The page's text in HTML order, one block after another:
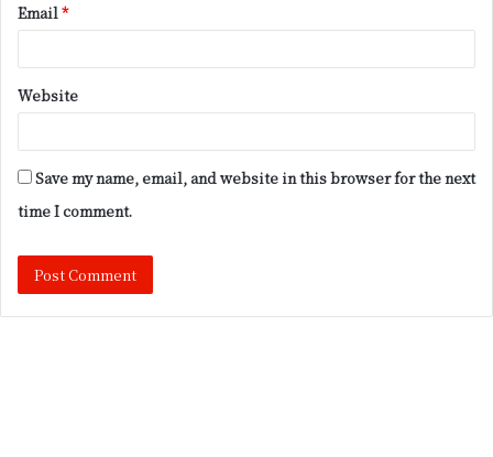
Email *
Website
Save my name, email, and website in this browser for the next
time I comment.